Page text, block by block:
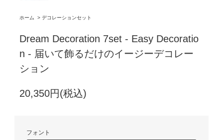
ホーム >デコレーションセット
Dream Decoration 7set - Easy Decoratio
n - 届いて飾るだけのイージーデコレー
ション
20,350円(税込)
フォント